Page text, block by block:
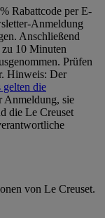
Rabattcode per E-
Anmeldung
Anschließend
10 Minuten
Prüfen
Hinweis: Der
gelten die
Anmeldung, sie
die Le Creuset
von Le Creuset.